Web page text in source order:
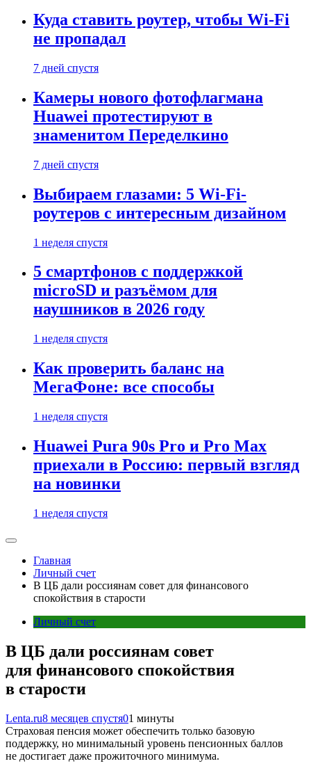
Куда ставить роутер, чтобы Wi-Fi
не пропадал
7 дней спустя
Камеры нового фотофлагмана
Huawei протестируют в
знаменитом Переделкино
7 дней спустя
Выбираем глазами: 5 Wi-Fi-
роутеров с интересным дизайном
1 неделя спустя
5 смартфонов с поддержкой
microSD и разъёмом для
наушников в 2026 году
1 неделя спустя
Как проверить баланс на
МегаФоне: все способы
1 неделя спустя
Huawei Pura 90s Pro и Pro Max
приехали в Россию: первый взгляд
на новинки
1 неделя спустя
Главная
Личный счет
В ЦБ дали россиянам совет для финансового
спокойствия в старости
Личный счет
В ЦБ дали россиянам совет
для финансового спокойствия
в старости
Lenta.ru8 месяцев спустя01 минуты
Страховая пенсия может обеспечить только базовую
поддержку, но минимальный уровень пенсионных баллов
не достигает даже прожиточного минимума.